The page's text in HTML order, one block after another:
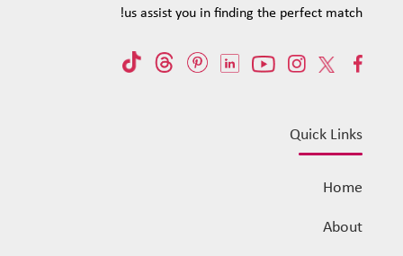
us assist you in finding the perfect match!
Quick Links
Home
About